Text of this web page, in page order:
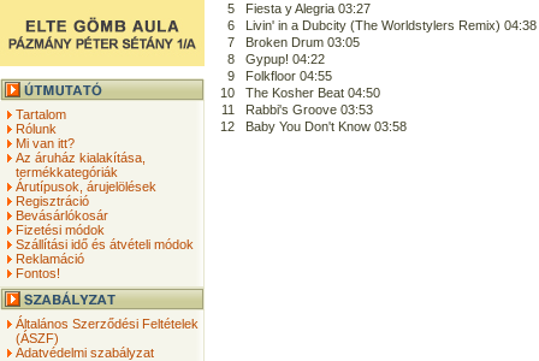
Tartalom
Rólunk
Mi van itt?
Az áruház kialakítása,
termékkategóriák
Árutípusok, árujelölések
Regisztráció
Bevásárlókosár
Fizetési módok
Szállítási idő és átvételi módok
Reklamáció
Fontos!
Általános Szerződési Feltételek
(ÁSZF)
Adatvédelmi szabályzat
5
Fiesta y Alegria 03:27
6
Livin' in a Dubcity (The Worldstylers Remix) 04:38
7
Broken Drum 03:05
8
Gypup! 04:22
9
Folkfloor 04:55
10
The Kosher Beat 04:50
11
Rabbi's Groove 03:53
12
Baby You Don't Know 03:58